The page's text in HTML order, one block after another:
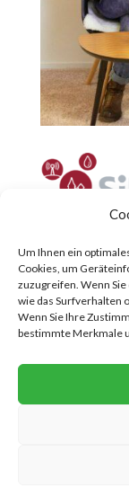
Um Ihnen ein
Cookies, um
zuzugreifen. Wenn
wie das Surfverhalten
Wenn Sie Ihre
bestimmte Merkmale